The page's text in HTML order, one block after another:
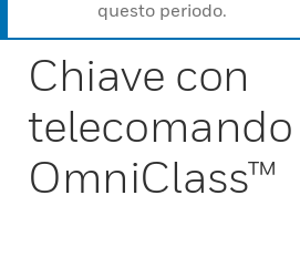
questo periodo.
Chiave con
telecomando
OmniClass™